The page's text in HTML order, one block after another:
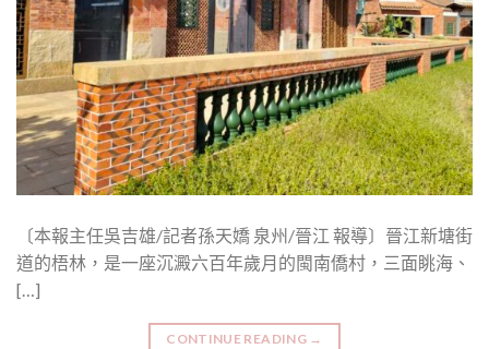
〔本報主任吳吉雄/記者孫天嬌 泉州/晉江 報導〕晉江新塘街
道的梧林，是一座沉澱六百年歲月的閩南僑村，三面眺海、
[…]
CONTINUE READING →